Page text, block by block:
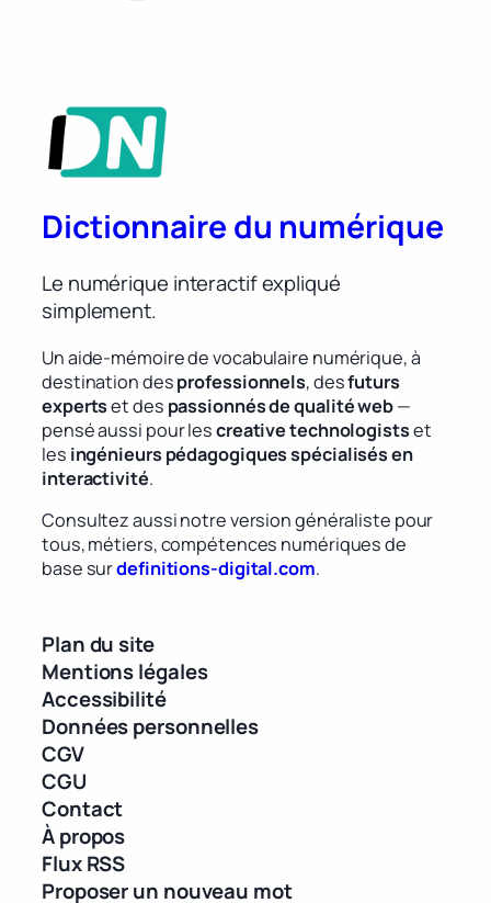
Dictionnaire du numérique
Le numérique interactif expliqué
simplement.
Un aide-mémoire de vocabulaire numérique, à
destination desprofessionnels, desfuturs
expertset des passionnés de qualité web—
pensé aussi pour lescreative technologistset
les ingénieurs pédagogiques spécialisés en
interactivité.
Consultez aussi notre version généraliste pour
tous, métiers, compétences numériques de
base surdefinitions-digital.com.
Plan du site
Mentions légales
Accessibilité
Données personnelles
CGV
CGU
Contact
À propos
Flux RSS
Proposer un nouveau mot